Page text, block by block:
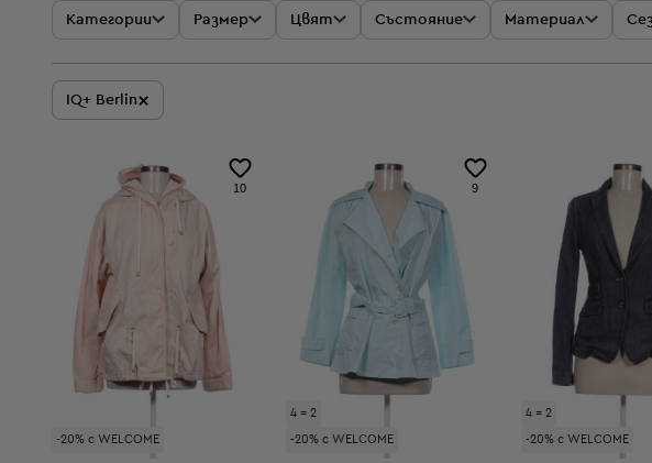
Категории Размер Цвят Състояние Материал
IQ+ Berlin×
-20% с WELCOME
10
4 = 2
-20% с WELCOME
9
4 = 2
-20% с WELCOME